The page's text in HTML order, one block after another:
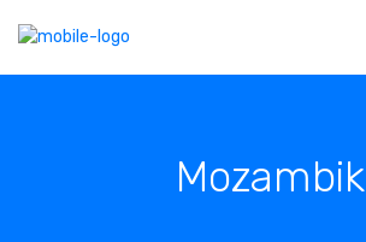
Mozambik